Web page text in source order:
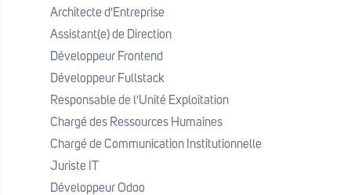
œuvre des architectures
d’intégration ; Assurer la
configuration, le déploiement et la
validation des solutions intégrées
; Collaborer avec les équipes de
d’exploitation ; Participer aux
phases de test, de mise en
Architecte d'Entreprise
Assistant(e) de Direction
Développeur Frontend
Développeur Fullstack
Responsable de l'Unité Exploitation
Chargé des Ressources Humaines
Chargé de Communication Institutionnelle
Juriste IT
Développeur Odoo